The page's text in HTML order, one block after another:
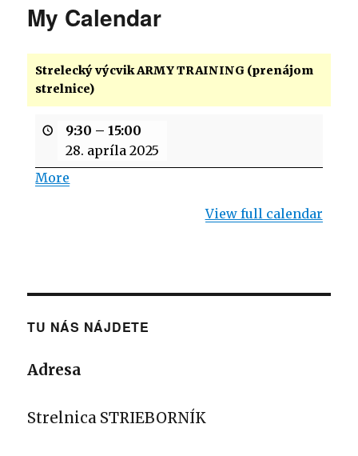
My Calendar
Strelecký výcvik ARMY TRAINING (prenájom
strelnice)
9:30 –15:00
28. apríla 2025
More
View full calendar
TU NÁS NÁJDETE
Adresa
Strelnica STRIEBORNÍK